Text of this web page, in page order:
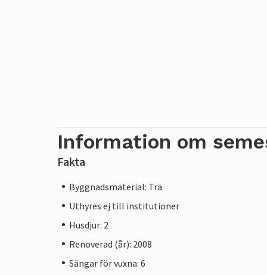
Information om
Fakta
Byggnadsmaterial: Trä
Uthyres ej till institutioner
Husdjur: 2
Renoverad (år): 2008
Sängar för vuxna: 6